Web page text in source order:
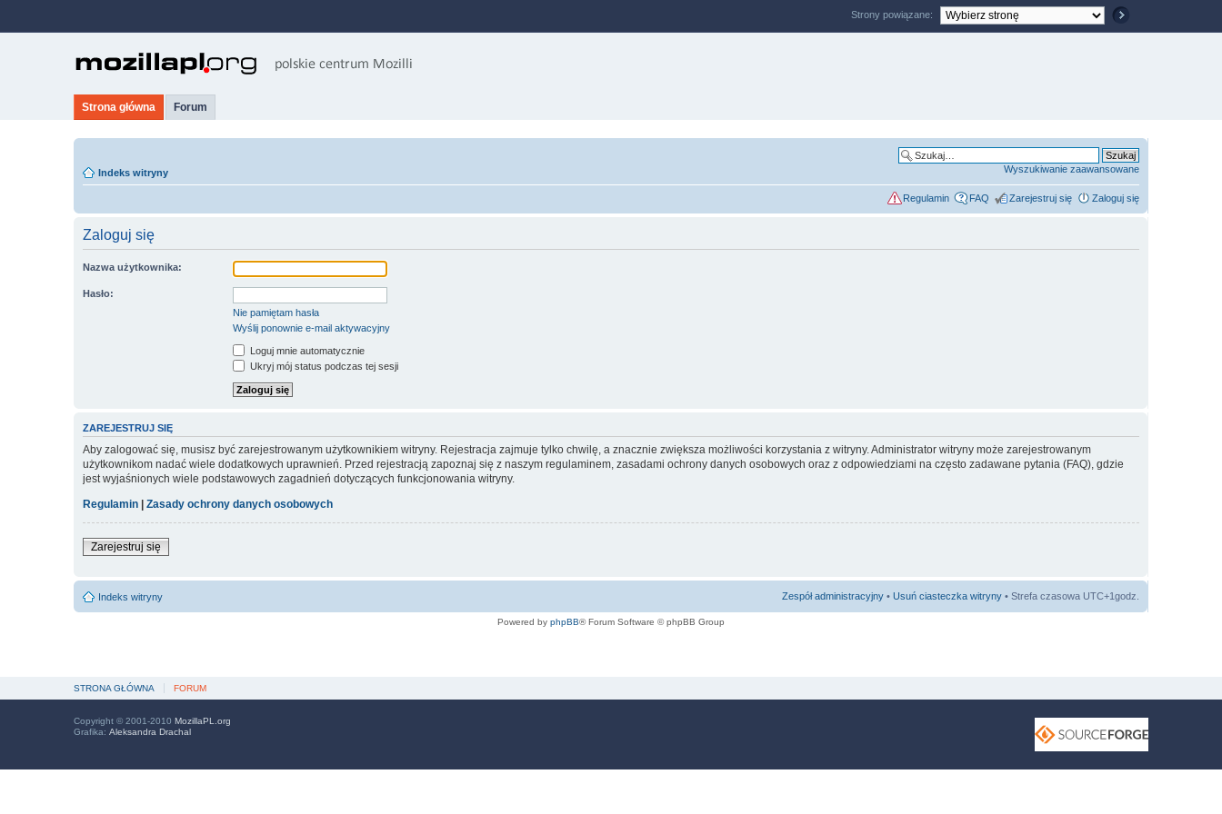
Strona główna Forum
Wyszukiwanie zaawansowane
Indeks witryny
Regulamin FAQ Zarejestruj się Zaloguj się
Zaloguj się
Nazwa użytkownika:
Hasło:
Nie pamiętam hasła
Wyślij ponownie e-mail aktywacyjny
Loguj mnie automatycznie
Ukryj mój status podczas tej sesji
ZAREJESTRUJ SIĘ
Aby zalogować się, musisz być zarejestrowanym użytkownikiem witryny. Rejestracja zajmuje tylko chwilę, a znacznie zwiększa możliwości korzystania z witryny. Administrator witryny może zarejestrowanym
użytkownikom nadać wiele dodatkowych uprawnień. Przed rejestracją zapoznaj się z naszym regulaminem, zasadami ochrony danych osobowych oraz z odpowiedziami na często zadawane pytania (FAQ), gdzie
jest wyjaśnionych wiele podstawowych zagadnień dotyczących funkcjonowania witryny.
Regulamin| Zasady ochrony danych osobowych
Zarejestruj się
Indeks witryny Zespół administracyjny •Usuń ciasteczka witryny • Strefa czasowa UTC+1godz.
Powered by phpBB® Forum Software © phpBB Group
Strony powiązane:
STRONA GŁÓWNA FORUM
Copyright © 2001-2010 MozillaPL.org
Grafika: Aleksandra Drachal